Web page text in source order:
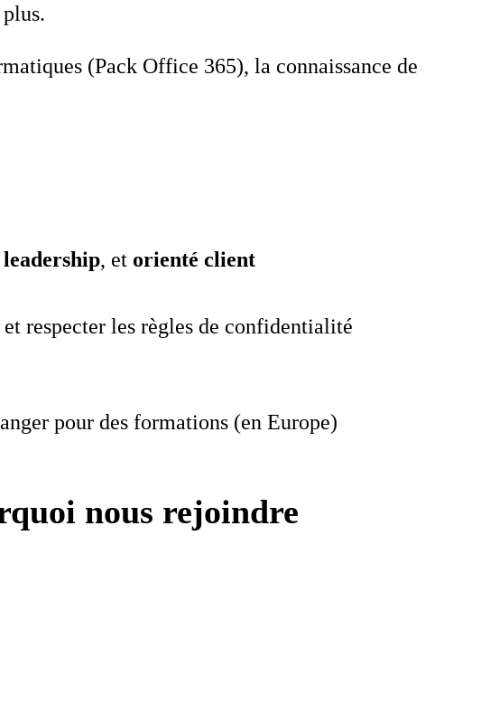
(Pack Office 365), la connaissance de
leadership, et orienté client
respecter les règles de confidentialité
pour des formations (en Europe)
nous rejoindre